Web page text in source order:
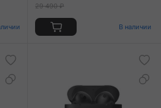
29 490 ₽
В наличии